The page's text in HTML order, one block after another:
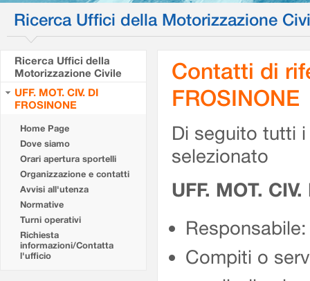
Ricerca Uffici della Motorizzazione
Ricerca Uffici della
Motorizzazione Civile
UFF. MOT. CIV. DI
FROSINONE
Home Page
Dove siamo
Orari apertura sportelli
Organizzazione e contatti
Avvisi all'utenza
Normative
Turni operativi
Richiesta
informazioni/Contatta
l'ufficio
Contatti di
FROSINONE
Di seguito tutti
selezionato
UFF. MOT.
Compiti o